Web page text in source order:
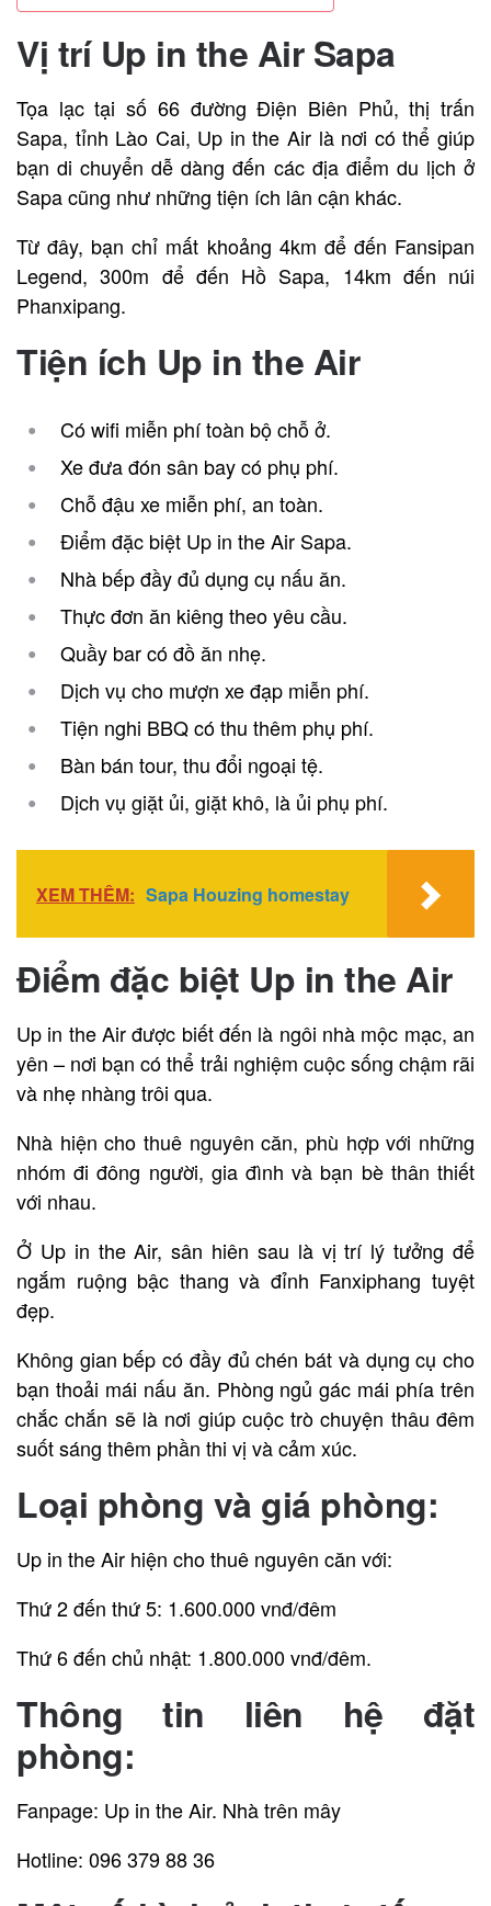
Vị trí Up in the Air Sapa
Tọa lạc tại số 66 đường Điện Biên Phủ, thị trấn
Sapa, tỉnh Lào Cai, Up in the Air là nơi có thể giúp
bạn di chuyển dễ dàng đến các địa điểm du lịch ở
Sapa cũng như những tiện ích lân cận khác.
Từ đây, bạn chỉ mất khoảng 4km để đến Fansipan
Legend, 300m để đến Hồ Sapa, 14km đến núi
Phanxipang.
Tiện ích Up in the Air
Có wifi miễn phí toàn bộ chỗ ở.
Xe đưa đón sân bay có phụ phí.
Chỗ đậu xe miễn phí, an toàn.
Điểm đặc biệt Up in the Air Sapa.
Nhà bếp đầy đủ dụng cụ nấu ăn.
Thực đơn ăn kiêng theo yêu cầu.
Quầy bar có đồ ăn nhẹ.
Dịch vụ cho mượn xe đạp miễn phí.
Tiện nghi BBQ có thu thêm phụ phí.
Bàn bán tour, thu đổi ngoại tệ.
Dịch vụ giặt ủi, giặt khô, là ủi phụ phí.
XEM THÊM: Sapa Houzing homestay
Điểm đặc biệt Up in the Air
Up in the Air được biết đến là ngôi nhà mộc mạc, an
yên – nơi bạn có thể trải nghiệm cuộc sống chậm rãi
và nhẹ nhàng trôi qua.
Nhà hiện cho thuê nguyên căn, phù hợp với những
nhóm đi đông người, gia đình và bạn bè thân thiết
với nhau.
Ở Up in the Air, sân hiên sau là vị trí lý tưởng để
ngắm ruộng bậc thang và đỉnh Fanxiphang tuyệt
đẹp.
Không gian bếp có đầy đủ chén bát và dụng cụ cho
bạn thoải mái nấu ăn. Phòng ngủ gác mái phía trên
chắc chắn sẽ là nơi giúp cuộc trò chuyện thâu đêm
suốt sáng thêm phần thi vị và cảm xúc.
Loại phòng và giá phòng:
Up in the Air hiện cho thuê nguyên căn với:
Thứ 2 đến thứ 5: 1.600.000 vnđ/đêm
Thứ 6 đến chủ nhật: 1.800.000 vnđ/đêm.
Thông tin liên hệ đặt
phòng:
Fanpage: Up in the Air. Nhà trên mây
Hotline: 096 379 88 36